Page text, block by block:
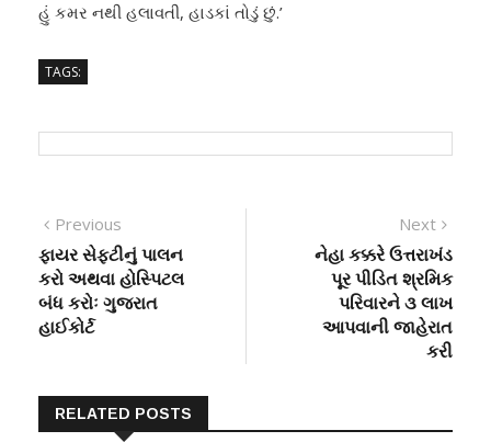
હું કમર નથી હલાવતી, હાડકાં તોડું છું.’
TAGS:
Post
navigation
Previous
post:
ફાયર સેફટીનું પાલન
કરો અથવા હોસ્પિટલ
બંધ કરોઃ ગુજરાત
હાઈકોર્ટ
Next
post:
નેહા કક્કરે ઉત્તરાખંડ
પૂર પીડિત શ્રમિક
પરિવારને ૩ લાખ
આપવાની જાહેરાત
કરી
RELATED POSTS